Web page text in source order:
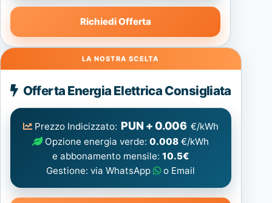
Richiedi Offerta
Energia
Elettrica
consigliata
Offerta Energia Elettrica Consigliata
Prezzo Indicizzato: PUN + 0.006 €/kWh
Opzione energia verde:0.008 €/kWh
e abbonamento mensile: 10.5€
Gestione: via WhatsApp
o Email